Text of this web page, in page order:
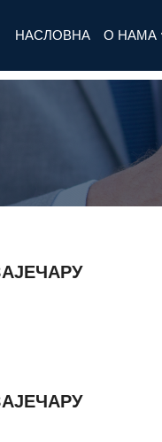
НАСЛОВНА О НАМА